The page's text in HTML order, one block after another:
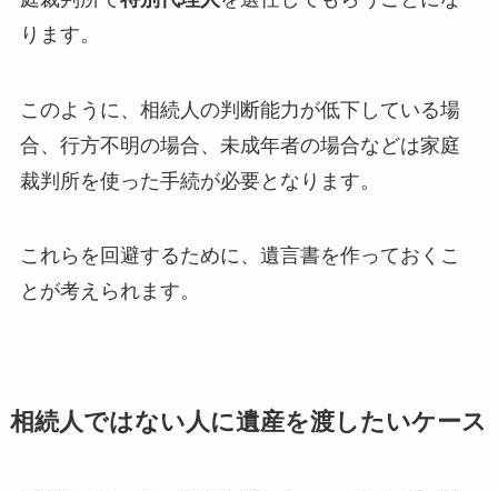
ります。
このように、相続人の判断能力が低下している場
合、行方不明の場合、未成年者の場合などは家庭
裁判所を使った手続が必要となります。
これらを回避するために、遺言書を作っておくこ
とが考えられます。
相続人ではない人に遺産を渡したいケース